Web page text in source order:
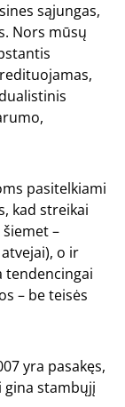
sąjungas,
Nors mūsų
pasitelkiami
kad streikai
–
o ir
tendencingai
– be teisės
yra pasakęs,
gina stambųjį